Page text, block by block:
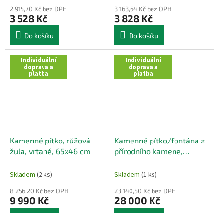
2 915,70 Kč bez DPH
3 528 Kč
Do košíku
3 163,64 Kč bez DPH
3 828 Kč
Do košíku
Individuální
doprava a
platba
Kamenné pítko, růžová
žula, vrtané, 65x46 cm
Skladem (2 ks)
8 256,20 Kč bez DPH
9 990 Kč
Individuální
doprava a
platba
Kamenné pítko/fontána z
přírodního kamene,
Skladem (1 ks)
23 140,50 Kč bez DPH
28 000 Kč